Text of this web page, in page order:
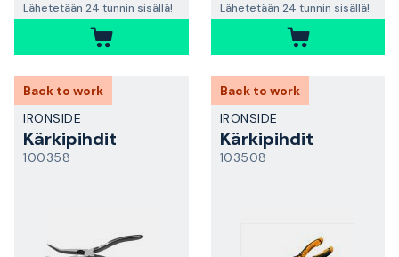
Lähetetään 24 tunnin sisällä! Lähetetään 24 tunnin sisällä!
Back to work
IRONSIDE
Kärkipihdit
100358
Back to work
IRONSIDE
Kärkipihdit
103508